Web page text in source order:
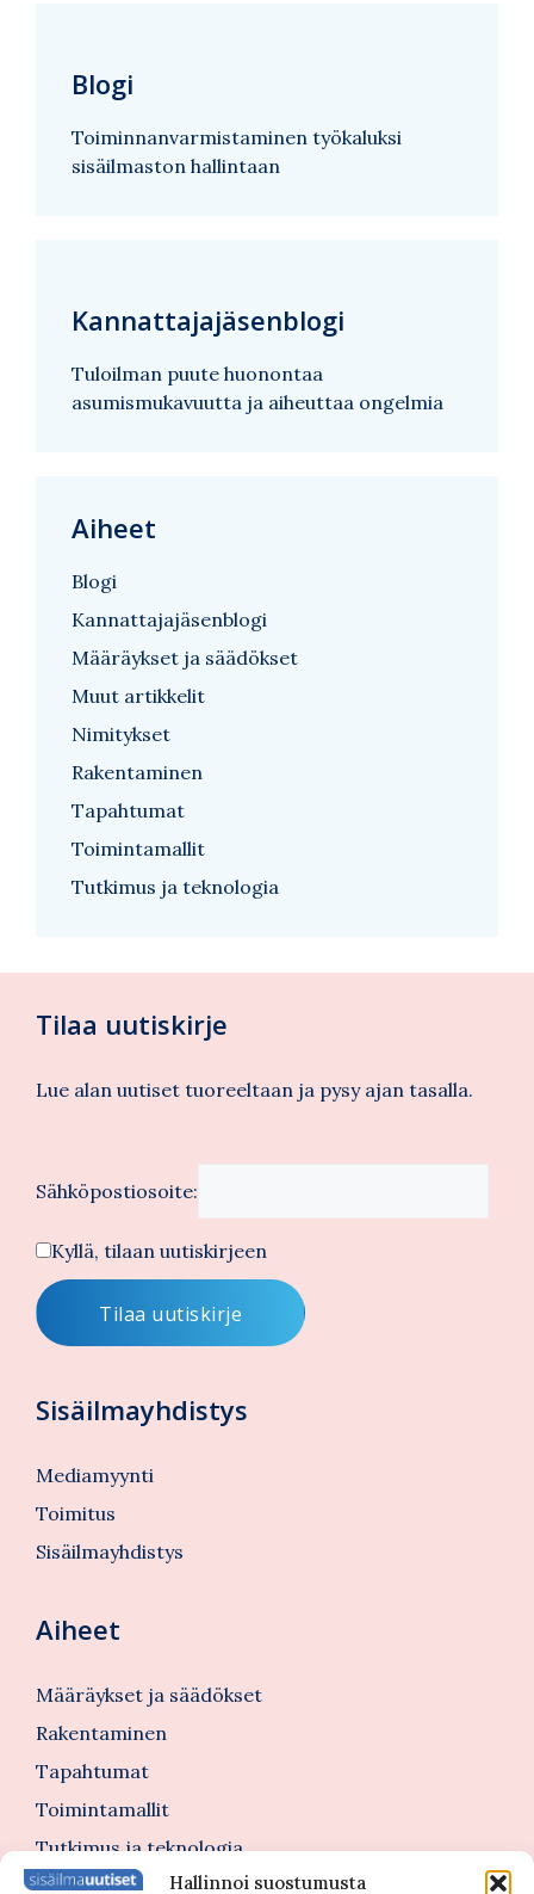
Hallinnoi suostumusta
Blogi
Toiminnanvarmistaminen työkaluksi
sisäilmaston hallintaan
Kannattajajäsenblogi
Tuloilman puute huonontaa
asumismukavuutta ja aiheuttaa ongelmia
Aiheet
Blogi
Kannattajajäsenblogi
Määräykset ja säädökset
Muut artikkelit
Nimitykset
Rakentaminen
Tapahtumat
Toimintamallit
Tutkimus ja teknologia
Tilaa uutiskirje
Lue alan uutiset tuoreeltaan ja pysy ajan tasalla.
Sähköpostiosoite:
Kyllä, tilaan uutiskirjeen
Sisäilmayhdistys
Mediamyynti
Toimitus
Sisäilmayhdistys
Aiheet
Määräykset ja säädökset
Rakentaminen
Tapahtumat
Toimintamallit
Tutkimus ja teknologia